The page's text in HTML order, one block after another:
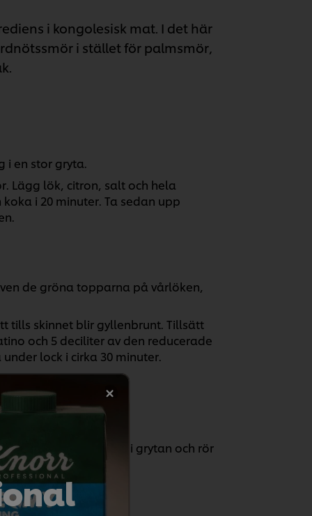
i kongolesisk mat. I det här
i stället för palmsmör,
i en stor gryta.
Lägg lök, citron, salt och hela
i 20 minuter. Ta sedan upp
de gröna topparna på vårlöken,
tills skinnet blir gyllenbrunt. Tillsätt
och 5 deciliter av den reducerade
lock i cirka 30 minuter.
ochjordnötssmöret i grytan och rör